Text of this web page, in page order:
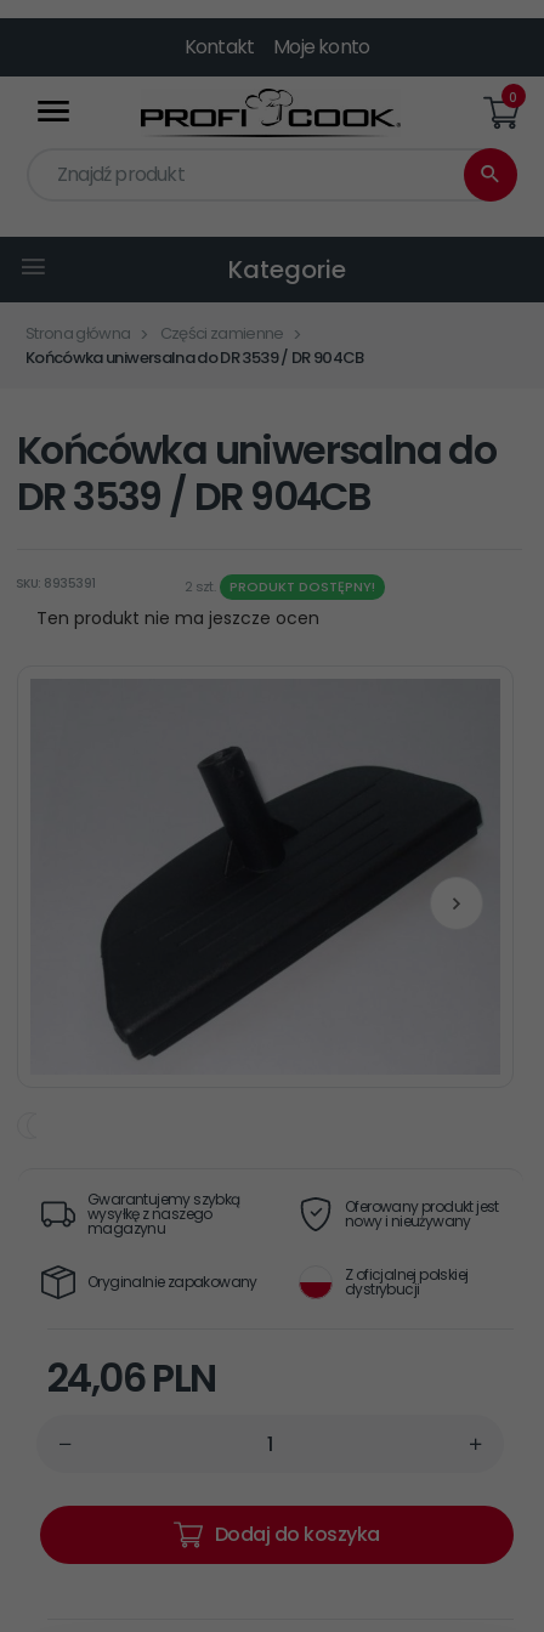
Kontakt Moje konto
Znajdź produkt
0
Kategorie
Strona główna
Części zamienne
Końcówka uniwersalna do DR 3539 / DR 904CB
Końcówka uniwersalna do
DR 3539 / DR 904CB
SKU: 8935391 PRODUKT DOSTĘPNY!
2 szt.
Ten produkt nie ma jeszcze ocen
Gwarantujemy szybką
wysyłkę z naszego
magazynu
Oferowany produkt jest
nowy i nieużywany
Oryginalnie zapakowany Z oficjalnej polskiej
dystrybucji
24,06PLN
Dodaj do koszyka